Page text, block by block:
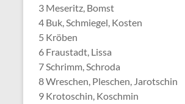
3 Meseritz, Bomst
4 Buk, Schmiegel, Kosten
5 Kröben
6 Fraustadt, Lissa
7 Schrimm, Schroda
8 Wreschen, Pleschen, Jarotschin
9 Krotoschin, Koschmin